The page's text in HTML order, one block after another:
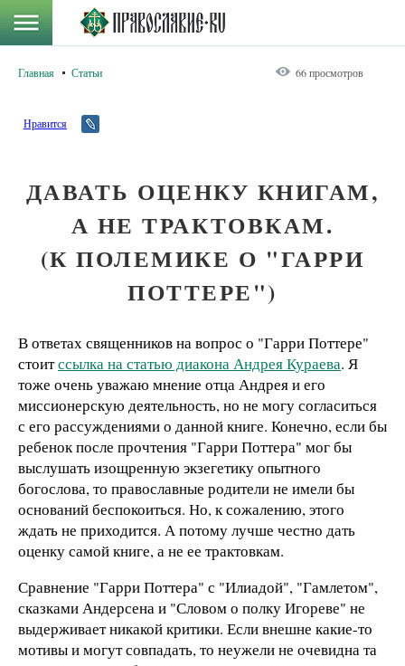
Главная Статьи 66 просмотров
Нравится
ДАВАТЬ ОЦЕНКУ КНИГАМ,
А НЕ ТРАКТОВКАМ.
(К ПОЛЕМИКЕ О "ГАРРИ
ПОТТЕРЕ")
В ответах священников на вопрос о "Гарри Поттере"
стоитссылка на статью диакона Андрея Кураева. Я
тоже очень уважаю мнение отца Андрея и его
миссионерскую деятельность, но не могу согласиться
с его рассуждениями о данной книге. Конечно, если бы
ребенок после прочтения "Гарри Поттера" мог бы
выслушать изощренную экзегетику опытного
богослова, то православные родители не имели бы
оснований беспокоиться. Но, к сожалению, этого
ждать не приходится. А потому лучше честно дать
оценку самой книге, а не ее трактовкам.
Сравнение "Гарри Поттера" с "Илиадой", "Гамлетом",
сказками Андерсена и "Словом о полку Игореве" не
выдерживает никакой критики. Если внешне какие-то
мотивы и могут совпадать, то неужели не очевидна та